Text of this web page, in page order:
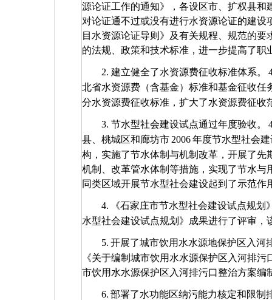
源论证工作的通知》，各设区市、扩权县
对论证通不过或没有进行水资源论证的建
目水资源论证导则》及有关规程、规范的
的法规、政策和技术标准，进一步提高了职
2. 建立健全了水资源费征收标准体系。
北省水资源费（含基金）标准和基金征收任
分水资源费征收标准，扩大了水资源费征
3. 节水型社会建设试点通过年度验收。
县、桃城区和廊坊市 2006年度节水型社会
构，实施了节水体制与机制改革，开展了
机制、改革管水体制等措施，实现了节水
同类区域开展节水型社会建设起到了示范作
4.
《石家庄市节水型社会建设试点规划
水型社会建设试点规划》成果进行了评审，
5. 开展了城市饮用水水源地保护区入河
《关于编制城市饮用水水源保护区入河排
市饮用水水源保护区入河排污口整治方案编
6. 部署了水功能区纳污能力核定和限制